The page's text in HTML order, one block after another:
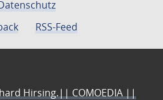
RSS-Feed
Hirsing.|| COMOEDIA ||